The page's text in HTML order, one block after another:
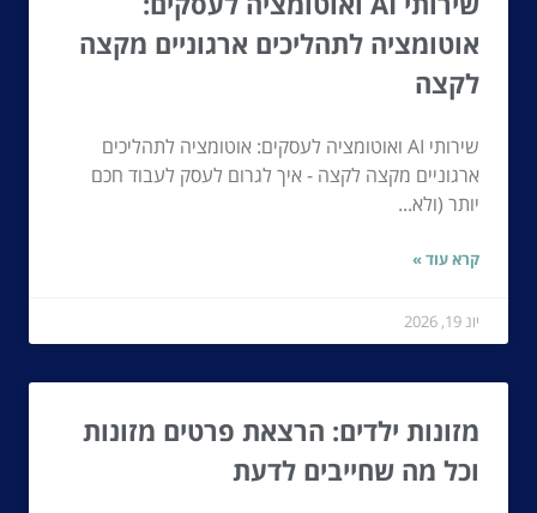
אוטומציה לתהליכים ארגוניים מקצה
לקצה
שירותי AI ואוטומציה לעסקים: אוטומציה לתהליכים
ארגוניים מקצה לקצה - איך לגרום לעסק לעבוד חכם
יותר (ולא...
קרא עוד »
יונ 19, 2026
מזונות ילדים: הרצאת פרטים מזונות
וכל מה שחייבים לדעת